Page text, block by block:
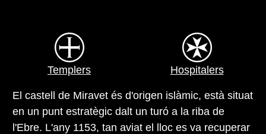
Templers Hospitalers
El castell de Miravet és d'origen islàmic, està situat
en un punt estratègic dalt un turó a la riba de
l'Ebre. L'any 1153, tan aviat el lloc es va recuperar